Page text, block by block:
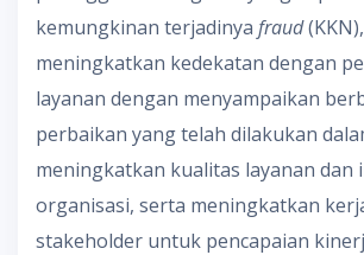
kemungkinan terjadinya fraud(KKN),
meningkatkan kedekatan dengan
layanan dengan menyampaikan
perbaikan yang telah dilakukan
meningkatkan kualitas layanan dan
organisasi, serta meningkatkan
stakeholder untuk pencapaian